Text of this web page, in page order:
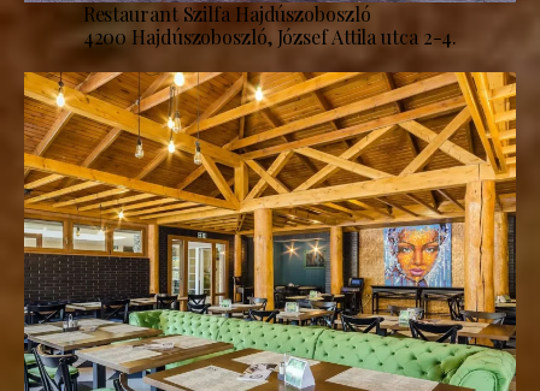
Restaurant Szilfa Hajdúszoboszló
4200 Hajdúszoboszló, József Attila utca 2-4.